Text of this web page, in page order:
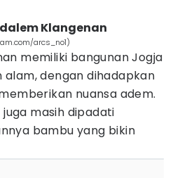
Klangenan
arcs_no1)
memiliki bangunan Jogja
dengan dihadapkan
nuansa adem.
masih dipadati
bambu yang bikin